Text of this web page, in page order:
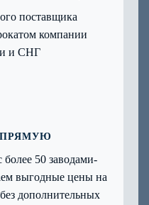
поставщика
компании
и СНГ
50 заводами-
выгодные цены на
дополнительных